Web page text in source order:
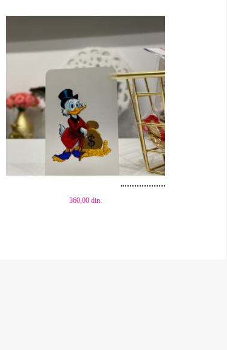
Dodaj u korpu
360,00 din.